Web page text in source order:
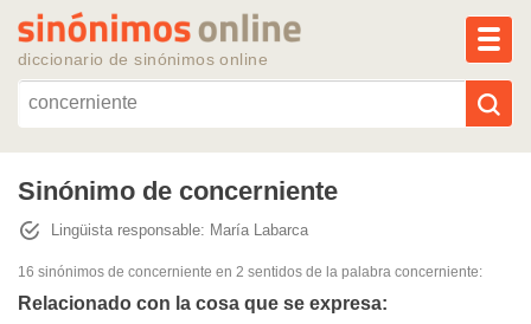
diccionario de sinónimos online
Reescribir texto con IA
Sinónimos populares
Temas populares
Sinónimo de concerniente
Lingüista responsable: María Labarca
16 sinónimos de concerniente en 2 sentidos de la palabra concerniente:
Relacionado con la cosa que se expresa: